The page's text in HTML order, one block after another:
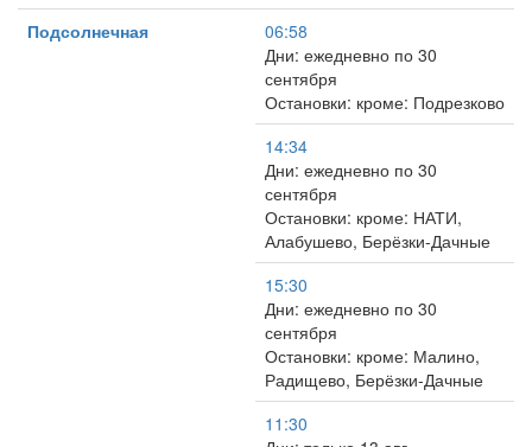
Подсолнечная
06:58
Дни: ежедневно по 30
сентября
Остановки: кроме: Подрезково
14:34
Дни: ежедневно по 30
сентября
Остановки: кроме: НАТИ,
Алабушево, Берёзки-Дачные
15:30
Дни: ежедневно по 30
сентября
Остановки: кроме: Малино,
Радищево, Берёзки-Дачные
11:30